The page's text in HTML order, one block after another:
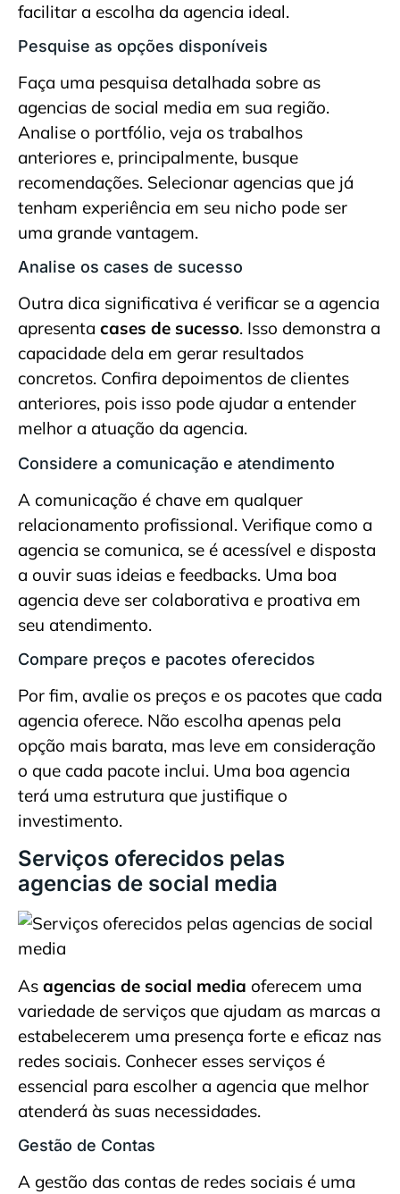
facilitar a escolha da agencia ideal.
Pesquise as opções disponíveis
Faça uma pesquisa detalhada sobre as
agencias de social media em sua região.
Analise o portfólio, veja os trabalhos
anteriores e, principalmente, busque
recomendações. Selecionar agencias que já
tenham experiência em seu nicho pode ser
uma grande vantagem.
Analise os cases de sucesso
Outra dica significativa é verificar se a agencia
apresenta cases de sucesso. Isso demonstra a
capacidade dela em gerar resultados
concretos. Confira depoimentos de clientes
anteriores, pois isso pode ajudar a entender
melhor a atuação da agencia.
Considere a comunicação e atendimento
A comunicação é chave em qualquer
relacionamento profissional. Verifique como a
agencia se comunica, se é acessível e disposta
a ouvir suas ideias e feedbacks. Uma boa
agencia deve ser colaborativa e proativa em
seu atendimento.
Compare preços e pacotes oferecidos
Por fim, avalie os preços e os pacotes que cada
agencia oferece. Não escolha apenas pela
opção mais barata, mas leve em consideração
o que cada pacote inclui. Uma boa agencia
terá uma estrutura que justifique o
investimento.
Serviços oferecidos pelas
agencias de social media
As agencias de social media oferecem uma
variedade de serviços que ajudam as marcas a
estabelecerem uma presença forte e eficaz nas
redes sociais. Conhecer esses serviços é
essencial para escolher a agencia que melhor
atenderá às suas necessidades.
Gestão de Contas
A gestão das contas de redes sociais é uma